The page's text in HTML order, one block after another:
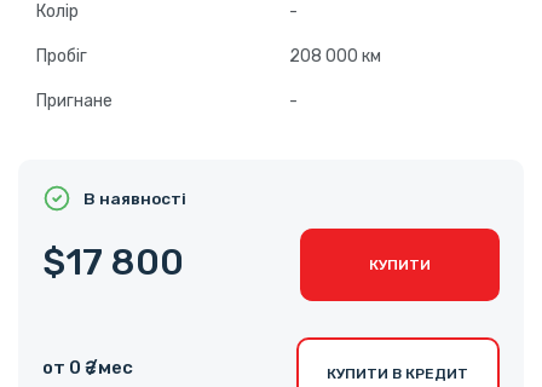
Колір -
Пробіг 208 000 км
Пригнане -
В наявності
$17 800 КУПИТИ
от 0 ₴ /мес КУПИТИ В КРЕДИТ